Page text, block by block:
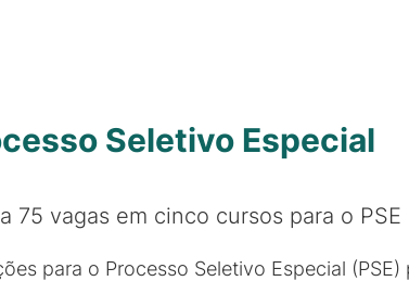
Seletivo Especial
75 vagas em cinco cursos para o PSE
para o Processo Seletivo Especial (PSE)